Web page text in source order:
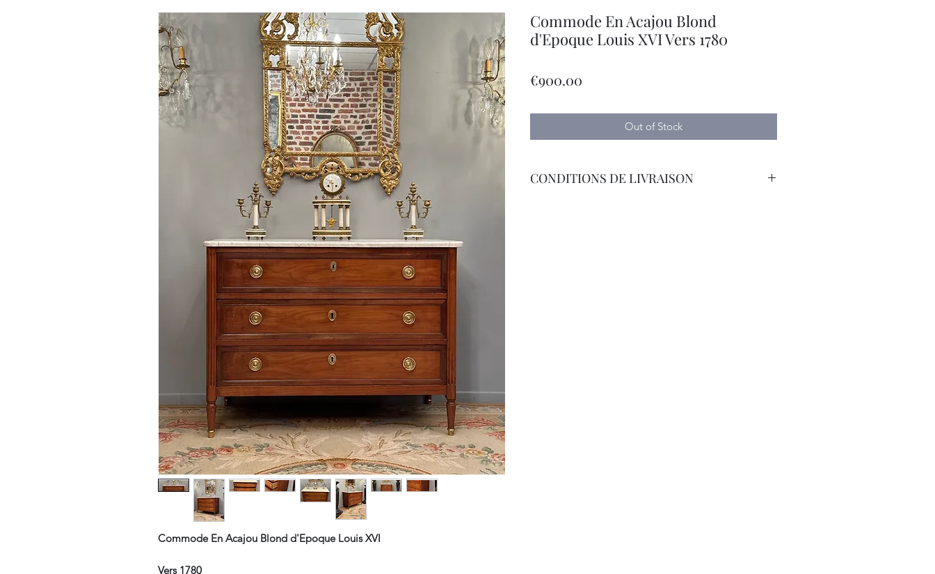
Commode En Acajou Blond d'Epoque Louis XVI
Vers 1780
Commode En Acajou Blond
d'Epoque Louis XVI Vers 1780
€900.00
Out of Stock
CONDITIONS DE LIVRAISON